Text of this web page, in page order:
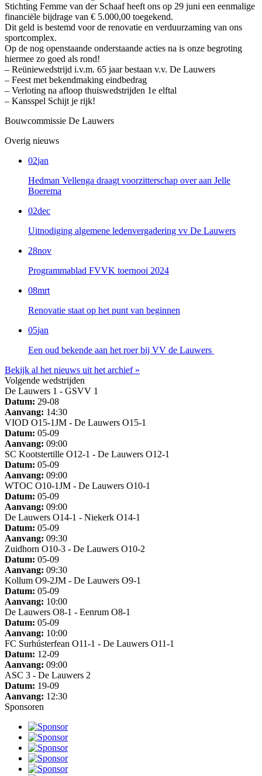
Stichting Femme van der Schaaf heeft ons op 29 juni een eenmalige
financiële bijdrage van € 5.000,00 toegekend.
Dit geld is bestemd voor de renovatie en verduurzaming van ons
sportcomplex.
Op de nog openstaande onderstaande acties na is onze begroting
hiermee zo goed als rond!
– Reüniewedstrijd i.v.m. 65 jaar bestaan v.v. De Lauwers
– Feest met bekendmaking eindbedrag
– Verloting na afloop thuiswedstrijden 1e elftal
– Kansspel Schijt je rijk!
Bouwcommissie De Lauwers
Overig nieuws
02jan
Hedman Vellenga draagt voorzitterschap over aan Jelle
Boerema
02dec
Uitnodiging algemene ledenvergadering vv De Lauwers
28nov
Programmablad FVVK toernooi 2024
08mrt
Renovatie staat op het punt van beginnen
05jan
Een oud bekende aan het roer bij VV de Lauwers
Bekijk al het nieuws uit het archief »
Volgende wedstrijden
De Lauwers 1 - GSVV 1
Datum: 29-08
Aanvang: 14:30
VIOD O15-1JM - De Lauwers O15-1
Datum: 05-09
Aanvang: 09:00
SC Kootstertille O12-1 - De Lauwers O12-1
Datum: 05-09
Aanvang: 09:00
WTOC O10-1JM - De Lauwers O10-1
Datum: 05-09
Aanvang: 09:00
De Lauwers O14-1 - Niekerk O14-1
Datum: 05-09
Aanvang: 09:30
Zuidhorn O10-3 - De Lauwers O10-2
Datum: 05-09
Aanvang: 09:30
Kollum O9-2JM - De Lauwers O9-1
Datum: 05-09
Aanvang: 10:00
De Lauwers O8-1 - Eenrum O8-1
Datum: 05-09
Aanvang: 10:00
FC Surhústerfean O11-1 - De Lauwers O11-1
Datum: 12-09
Aanvang: 09:00
ASC 3 - De Lauwers 2
Datum: 19-09
Aanvang: 12:30
Sponsoren